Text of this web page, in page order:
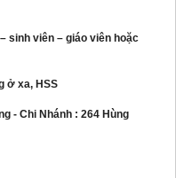
sinh viên – giáo viên hoặc
ở xa, HSS
- Chi Nhánh : 264 Hùng